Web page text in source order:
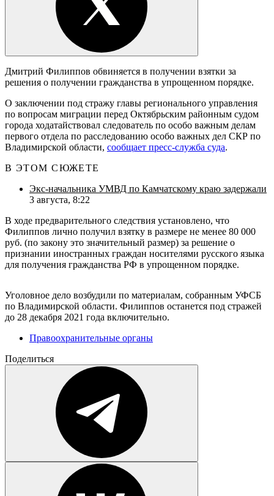
Дмитрий Филиппов обвиняется в получении взятки за
решения о получении гражданства в упрощенном порядке.
О заключении под стражу главы регионального управления
по вопросам миграции перед Октябрьским районным судом
города ходатайствовал следователь по особо важным делам
первого отдела по расследованию особо важных дел СКР по
Владимирской области, сообщает пресс-служба суда.
В ЭТОМ СЮЖЕТЕ
Экс-начальника УМВД по Камчатскому краю задержали
3 августа, 8:22
В ходе предварительного следствия установлено, что
Филиппов лично получил взятку в размере не менее 80 000
руб. (по закону это значительный размер) за решение о
признании иностранных граждан носителями русского языка
для получения гражданства РФ в упрощенном порядке.
Уголовное дело возбудили по материалам, собранным УФСБ
по Владимирской области. Филиппов останется под стражей
до 28 декабря 2021 года включительно.
Правоохранительные органы
Поделиться